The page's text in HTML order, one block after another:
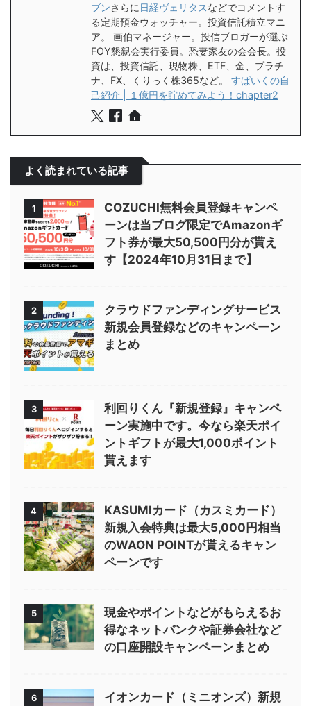
ブンさらに 日経ヴェリタスなどでコメントす
る定期預金ウォッチャー。投資信託積立マニ
ア。 画伯マネージャー。投信ブロガーが選ぶ
FOY懇親会実行委員。恐妻家友の会会長。投
資は、投資信託、現物株、ETF、金、プラチ
ナ、FX、くりっく株365など。 すぱいくの自
己紹介 | １億円を貯めてみよう！chapter2
よく読まれている記事
1
COZUCHI無料会員登録キャンペ
ーンは当ブログ限定でAmazonギ
フト券が最大50,500円分が貰え
す【2024年10月31日まで】
2
クラウドファンディングサービス
新規会員登録などのキャンペーン
まとめ
3
利回りくん『新規登録』キャンペ
ーン実施中です。今なら楽天ポイ
ントギフトが最大1,000ポイント
貰えます
4
KASUMIカード（カスミカード）
新規入会特典は最大5,000円相当
のWAON POINTが貰えるキャン
ペーンです
5
現金やポイントなどがもらえるお
得なネットバンクや証券会社など
の口座開設キャンペーンまとめ
6
イオンカード（ミニオンズ）新規